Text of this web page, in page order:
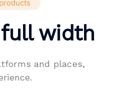
width
and places,